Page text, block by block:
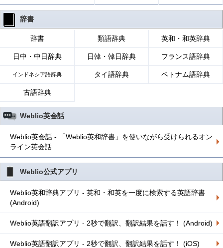
辞書
辞書 類語辞典 英和・和英辞典
日中・中日辞典 日韓・韓日辞典 フランス語辞典
インドネシア語辞典 タイ語辞典 ベトナム語辞典
古語辞典
Weblio英会話
Weblio英会話 - 「Weblio英和辞書」を使いながら受けられるオン
ライン英会話
Weblio公式アプリ
Weblio英和辞典アプリ - 英和・和英を一度に検索する英語辞書
(Android)
Weblio英語翻訳アプリ - 2秒で翻訳、翻訳結果を話す！ (Android)
Weblio英語翻訳アプリ - 2秒で翻訳、翻訳結果を話す！ (iOS)